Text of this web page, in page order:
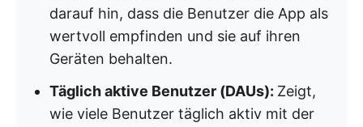
darauf hin, dass die Benutzer die App als
wertvoll empfinden und sie auf ihren
Geräten behalten.
Täglich aktive Benutzer (DAUs): Zeigt,
wie viele Benutzer täglich aktiv mit der